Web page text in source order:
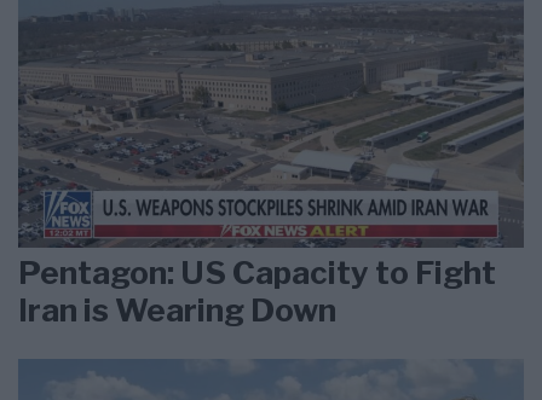
Pentagon: US Capacity to Fight
Iran is Wearing Down